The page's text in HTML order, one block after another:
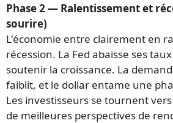
Phase 2 — Ralentissement et
sourire)
L'économie entre clairement en
récession. La Fed abaisse ses
soutenir la croissance. La
faiblit, et le dollar entame une
Les investisseurs se tournent
de meilleures perspectives de